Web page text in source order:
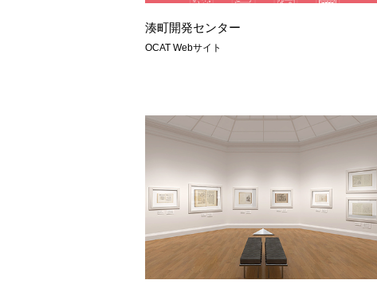
湊町開発センター
OCAT Webサイト